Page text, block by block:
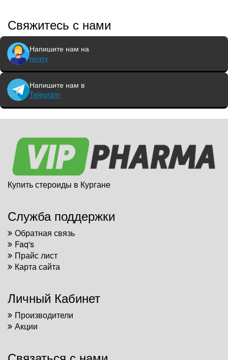
Свяжитесь с нами
Напишите нам на
почту
Напишите нам в
Telegram
Купить стероиды в Кургане
Служба поддержки
Обратная связь
Faq's
Прайс лист
Карта сайта
Личный Кабинет
Производители
Акции